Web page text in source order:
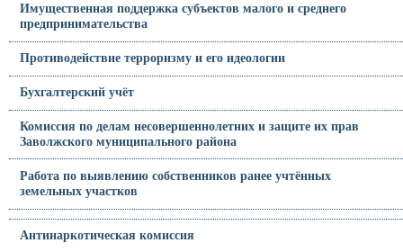
Имущественная поддержка субъектов малого и среднего
предпринимательства
Противодействие терроризму и его идеологии
Бухгалтерский учёт
Комиссия по делам несовершеннолетних и защите их прав
Заволжского муниципального района
Работа по выявлению собственников ранее учтённых
земельных участков
Антинаркотическая комиссия